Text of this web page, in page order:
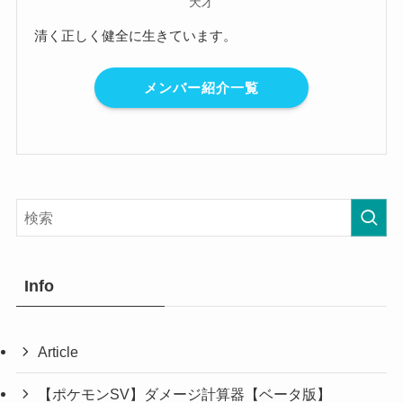
清く正しく健全に生きています。
メンバー紹介一覧
Info
Article
【ポケモンSV】ダメージ計算器【ベータ版】